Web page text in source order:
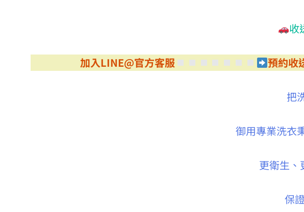
收
加入LINE@官方客服 預約收
把
御用專業洗衣
更衛生、
保